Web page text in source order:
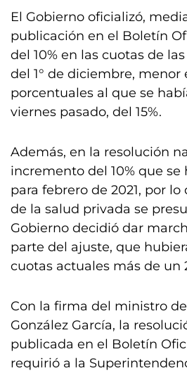
El Gobierno oficializó,
publicación en el Boletín
del 10% en las cuotas de
del 1° de diciembre,
porcentuales al que se
viernes pasado, del 15%.
Además, en la resolución
incremento del 10% que
para febrero de 2021, por
de la salud privada se
Gobierno decidió dar
parte del ajuste, que
cuotas actuales más de un
Con la firma del ministro
González García, la
publicada en el Boletín
requirió a la